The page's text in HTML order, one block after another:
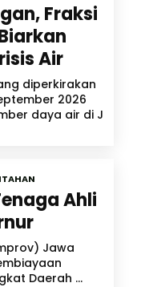
Fraksi
Air
diperkirakan
2026
daya air di J
Ahli
Jawa
Daerah ...